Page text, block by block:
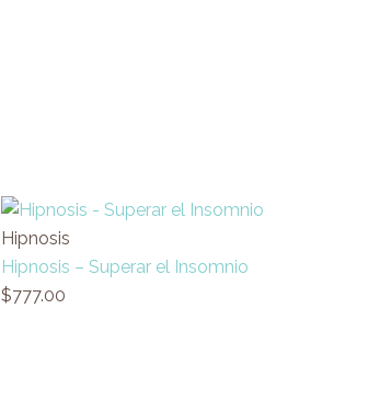
Hipnosis
Hipnosis – Superar el Insomnio
$777.00